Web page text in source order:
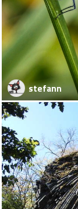
stefann